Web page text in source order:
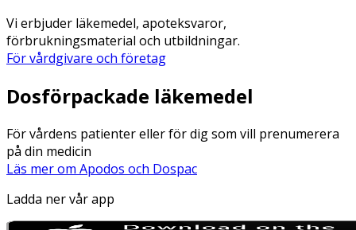
Vi erbjuder läkemedel, apoteksvaror,
förbrukningsmaterial och utbildningar.
För vårdgivare och företag
Dosförpackade läkemedel
För vårdens patienter eller för dig som vill prenumerera
på din medicin
Läs mer om Apodos och Dospac
Ladda ner vår app